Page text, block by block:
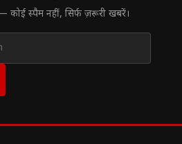
कोई स्पैम नहीं, सिर्फ ज़रूरी खबरें।